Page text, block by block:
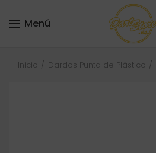
Menú
Inicio Dardos Punta de Plástico